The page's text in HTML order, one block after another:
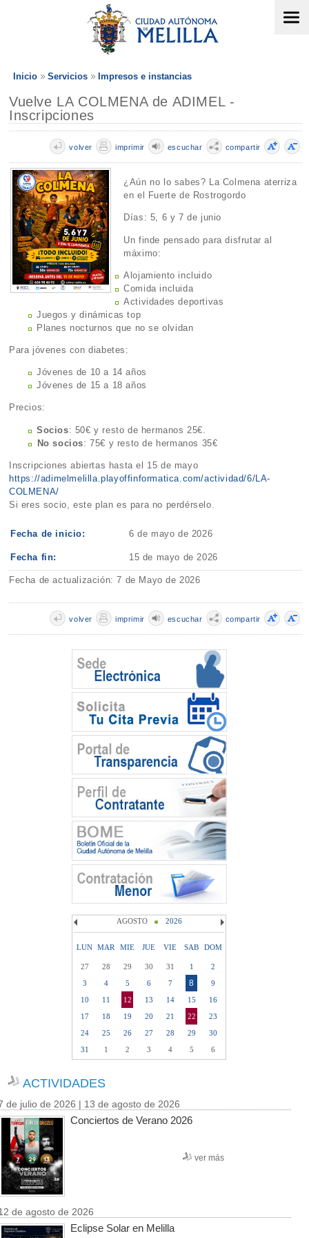
Inicio Servicios Impresos e instancias
Vuelve LA COLMENA de ADIMEL -
Inscripciones
compartir
escuchar
imprimir
volver
¿Aún no lo sabes? La Colmena aterriza
en el Fuerte de Rostrogordo
Días: 5, 6 y 7 de junio
Un finde pensado para disfrutar al
máximo:
Alojamiento incluido
Comida incluida
Actividades deportivas
Juegos y dinámicas top
Planes nocturnos que no se olvidan
Para jóvenes con diabetes:
Jóvenes de 10 a 14 años
Jóvenes de 15 a 18 años
Precios:
Socios: 50€ y resto de hermanos 25€.
⁠No socios: 75€ y resto de hermanos 35€
Inscripciones abiertas hasta el 15 de mayo
https://adimelmelilla.playoffinformatica.com/actividad/6/LA-
COLMENA/
Si eres socio, este plan es para no perdérselo.
Fecha de inicio: 6 de mayo de 2026
Fecha fin: 15 de mayo de 2026
Fecha de actualización: 7 de Mayo de 2026
compartir
escuchar
imprimir
volver
AGOSTO 2026
LUN MAR MIE JUE VIE SAB DOM
27 28 29 30 31 1
2
3
4 5 6 7 8
9
10
11 12 13 14 15
16
17
18 19 20 21 22
23
24
25 26 27 28 29
30
31
1 2 3 4 5 6
ACTIVIDADES
de julio de 2026 | 13 de agosto de 2026
Conciertos de Verano 2026
ver más
de agosto de 2026
Eclipse Solar en Melilla